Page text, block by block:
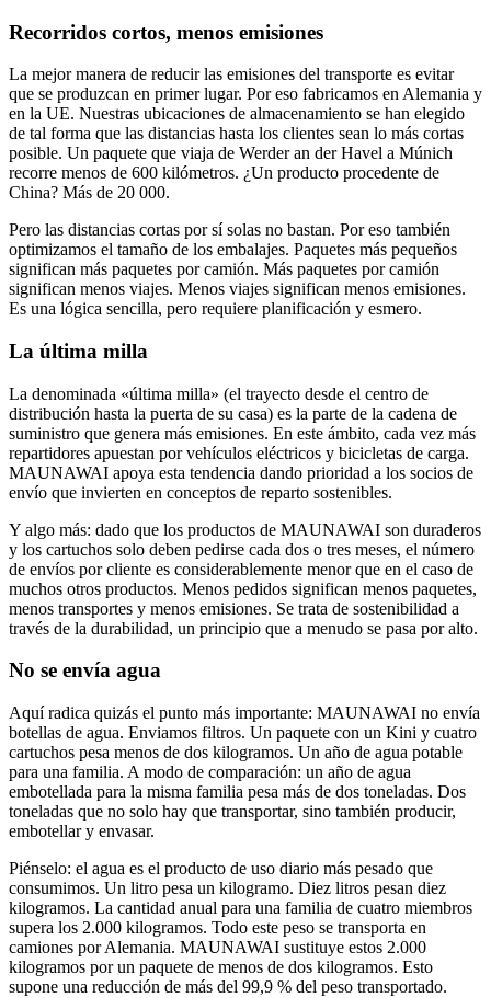
Recorridos cortos, menos emisiones
La mejor manera de reducir las emisiones del transporte es evitar
que se produzcan en primer lugar. Por eso fabricamos en Alemania y
en la UE. Nuestras ubicaciones de almacenamiento se han elegido
de tal forma que las distancias hasta los clientes sean lo más cortas
posible. Un paquete que viaja de Werder an der Havel a Múnich
recorre menos de 600 kilómetros. ¿Un producto procedente de
China? Más de 20 000.
Pero las distancias cortas por sí solas no bastan. Por eso también
optimizamos el tamaño de los embalajes. Paquetes más pequeños
significan más paquetes por camión. Más paquetes por camión
significan menos viajes. Menos viajes significan menos emisiones.
Es una lógica sencilla, pero requiere planificación y esmero.
La última milla
La denominada «última milla» (el trayecto desde el centro de
distribución hasta la puerta de su casa) es la parte de la cadena de
suministro que genera más emisiones. En este ámbito, cada vez más
repartidores apuestan por vehículos eléctricos y bicicletas de carga.
MAUNAWAI apoya esta tendencia dando prioridad a los socios de
envío que invierten en conceptos de reparto sostenibles.
Y algo más: dado que los productos de MAUNAWAI son duraderos
y los cartuchos solo deben pedirse cada dos o tres meses, el número
de envíos por cliente es considerablemente menor que en el caso de
muchos otros productos. Menos pedidos significan menos paquetes,
menos transportes y menos emisiones. Se trata de sostenibilidad a
través de la durabilidad, un principio que a menudo se pasa por alto.
No se envía agua
Aquí radica quizás el punto más importante: MAUNAWAI no envía
botellas de agua. Enviamos filtros. Un paquete con un Kini y cuatro
cartuchos pesa menos de dos kilogramos. Un año de agua potable
para una familia. A modo de comparación: un año de agua
embotellada para la misma familia pesa más de dos toneladas. Dos
toneladas que no solo hay que transportar, sino también producir,
embotellar y envasar.
Piénselo: el agua es el producto de uso diario más pesado que
consumimos. Un litro pesa un kilogramo. Diez litros pesan diez
kilogramos. La cantidad anual para una familia de cuatro miembros
supera los 2.000 kilogramos. Todo este peso se transporta en
camiones por Alemania. MAUNAWAI sustituye estos 2.000
kilogramos por un paquete de menos de dos kilogramos. Esto
supone una reducción de más del 99,9 % del peso transportado.